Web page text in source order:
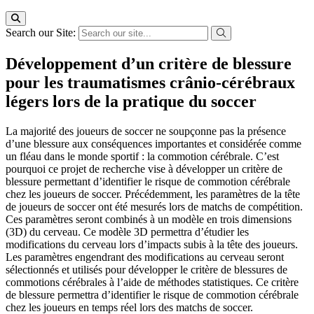
Search our Site:
Développement d’un critère de blessure
pour les traumatismes crânio-cérébraux
légers lors de la pratique du soccer
La majorité des joueurs de soccer ne soupçonne pas la présence
d’une blessure aux conséquences importantes et considérée comme
un fléau dans le monde sportif : la commotion cérébrale. C’est
pourquoi ce projet de recherche vise à développer un critère de
blessure permettant d’identifier le risque de commotion cérébrale
chez les joueurs de soccer. Précédemment, les paramètres de la tête
de joueurs de soccer ont été mesurés lors de matchs de compétition.
Ces paramètres seront combinés à un modèle en trois dimensions
(3D) du cerveau. Ce modèle 3D permettra d’étudier les
modifications du cerveau lors d’impacts subis à la tête des joueurs.
Les paramètres engendrant des modifications au cerveau seront
sélectionnés et utilisés pour développer le critère de blessures de
commotions cérébrales à l’aide de méthodes statistiques. Ce critère
de blessure permettra d’identifier le risque de commotion cérébrale
chez les joueurs en temps réel lors des matchs de soccer.